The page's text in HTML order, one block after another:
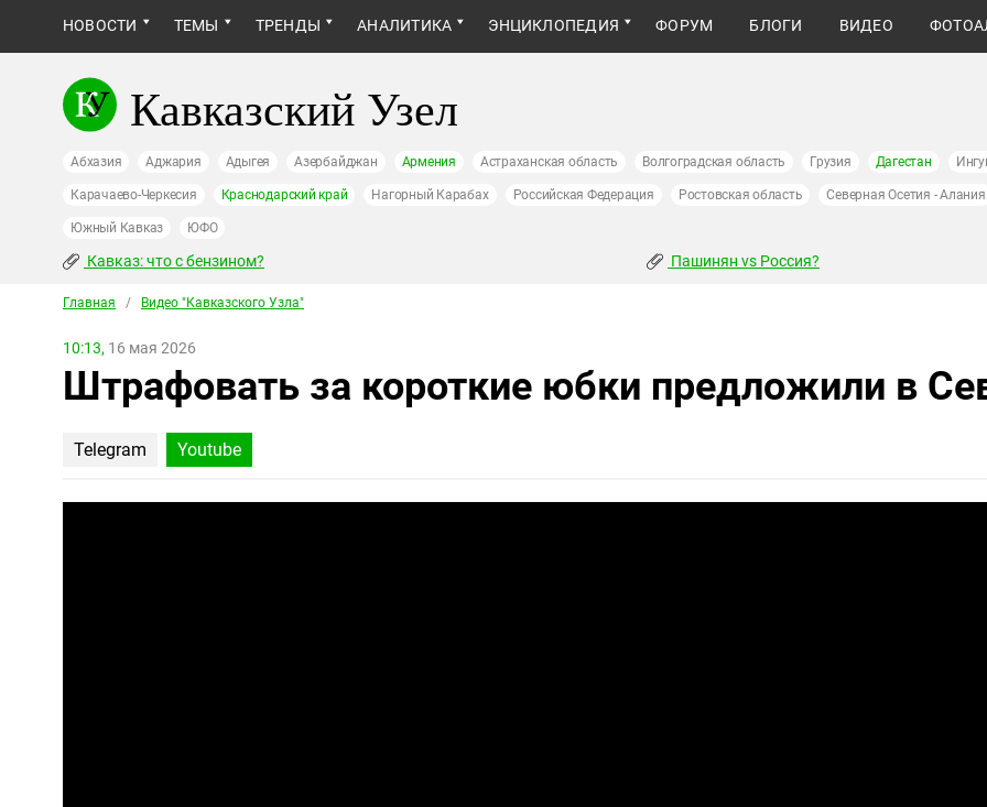
НОВОСТИ ТЕМЫ ТРЕНДЫ АНАЛИТИКА ЭНЦИКЛОПЕДИЯ ФОРУМ БЛОГИ ВИДЕО
Кавказский Узел
Абхазия Аджария Адыгея Азербайджан Армения Астраханская область Волгоградская область Грузия Дагестан
Карачаево-Черкесия Краснодарский край Нагорный Карабах Российская Федерация Ростовская область Северная Осетия - Алания
Южный Кавказ ЮФО
Кавказ: что с бензином? Пашинян vs Россия?
Главная / Видео "Кавказcкого Узла"
10:13, 16 мая 2026
Штрафовать за короткие юбки предложили в
Telegram Youtube